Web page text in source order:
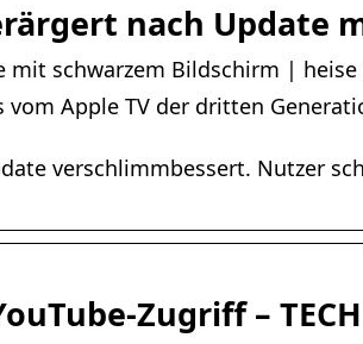
nach Update
mit schwarzem Bildschirm |
Apple TV der dritten
verschlimmbessert. Nutzer
Zugriff –